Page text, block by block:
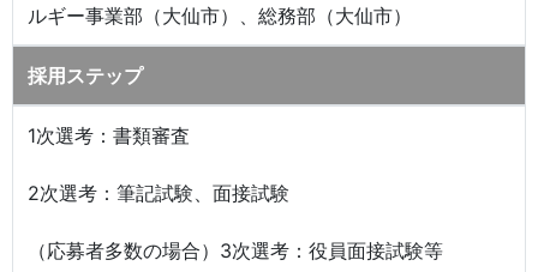
ルギー事業部（大仙市）、総務部（大仙市）
採用ステップ
1次選考：書類審査
2次選考：筆記試験、面接試験
（応募者多数の場合）3次選考：役員面接試験等